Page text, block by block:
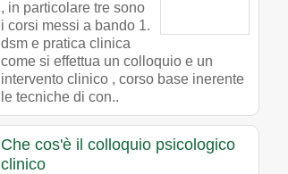
, in particolare tre sono
i corsi messi a bando 1.
dsm e pratica clinica
come si effettua un colloquio e un
intervento clinico , corso base inerente
le tecniche di con..
Che cos'è il colloquio psicologico
clinico